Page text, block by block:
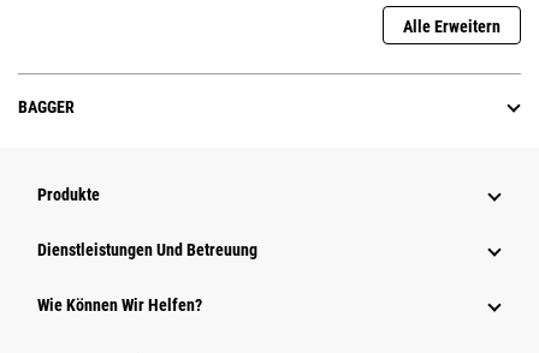
Alle Erweitern
BAGGER
Produkte
Dienstleistungen Und Betreuung
Wie Können Wir Helfen?